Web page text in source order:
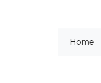
Home